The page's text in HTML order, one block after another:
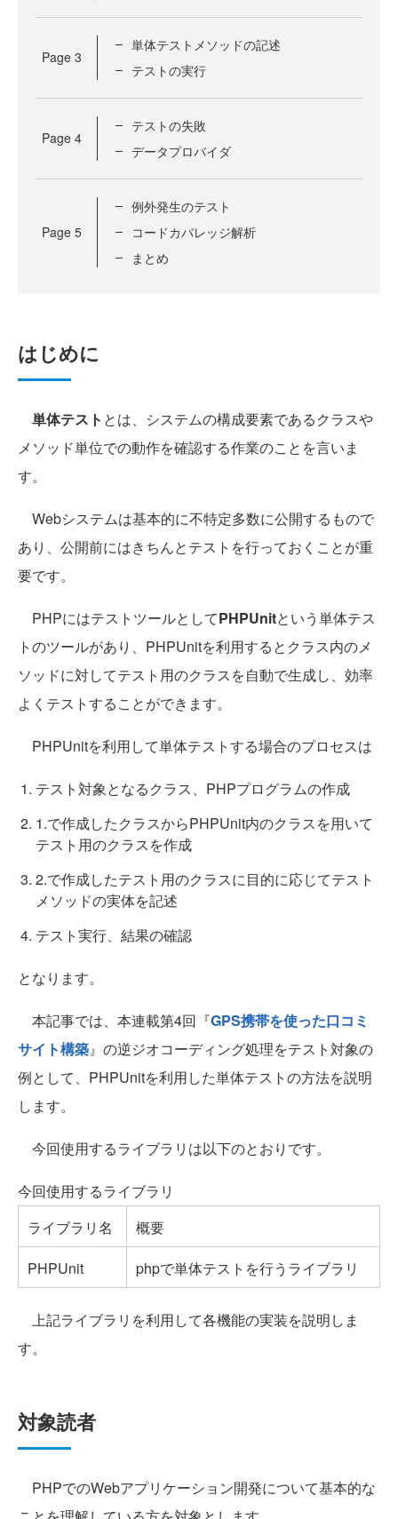
Page 3
単体テストメソッドの記述
テストの実行
Page 4
テストの失敗
データプロバイダ
Page 5
例外発生のテスト
コードカバレッジ解析
まとめ
はじめに
単体テスト とは、システムの構成要素であるクラスや
メソッド単位での動作を確認する作業のことを言いま
す。
Webシステムは基本的に不特定多数に公開するもので
あり、公開前にはきちんとテストを行っておくことが重
要です。
PHPにはテストツールとしてPHPUnitという単体テス
トのツールがあり、PHPUnitを利用するとクラス内のメ
ソッドに対してテスト用のクラスを自動で生成し、効率
よくテストすることができます。
PHPUnitを利用して単体テストする場合のプロセスは
テスト対象となるクラス、PHPプログラムの作成
1.で作成したクラスからPHPUnit内のクラスを用いて
テスト用のクラスを作成
2.で作成したテスト用のクラスに目的に応じてテスト
メソッドの実体を記述
テスト実行、結果の確認
となります。
本記事では、本連載第4回『GPS携帯を使った口コミ
サイト構築』の逆ジオコーディング処理をテスト対象の
例として、PHPUnitを利用した単体テストの方法を説明
します。
今回使用するライブラリは以下のとおりです。
今回使用するライブラリ
ライブラリ名
概要
PHPUnit
phpで単体テストを行うライブラリ
上記ライブラリを利用して各機能の実装を説明しま
す。
対象読者
PHPでのWebアプリケーション開発について基本的な